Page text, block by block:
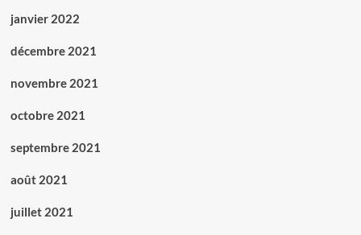
janvier 2022
décembre 2021
novembre 2021
octobre 2021
septembre 2021
août 2021
juillet 2021